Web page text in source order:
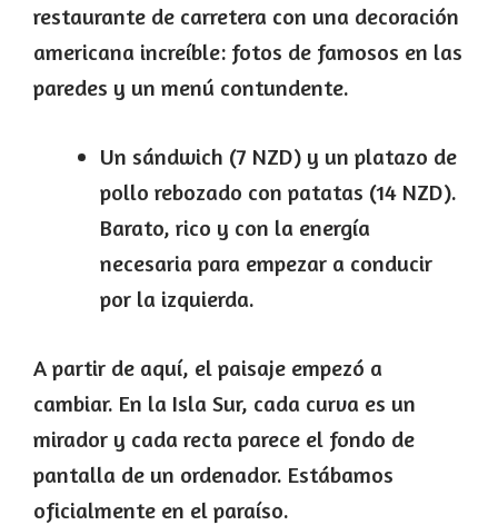
restaurante de carretera con una decoración
americana increíble: fotos de famosos en las
paredes y un menú contundente.
Un sándwich (7 NZD) y un platazo de
pollo rebozado con patatas (14 NZD).
Barato, rico y con la energía
necesaria para empezar a conducir
por la izquierda.
A partir de aquí, el paisaje empezó a
cambiar. En la Isla Sur, cada curva es un
mirador y cada recta parece el fondo de
pantalla de un ordenador. Estábamos
oficialmente en el paraíso.